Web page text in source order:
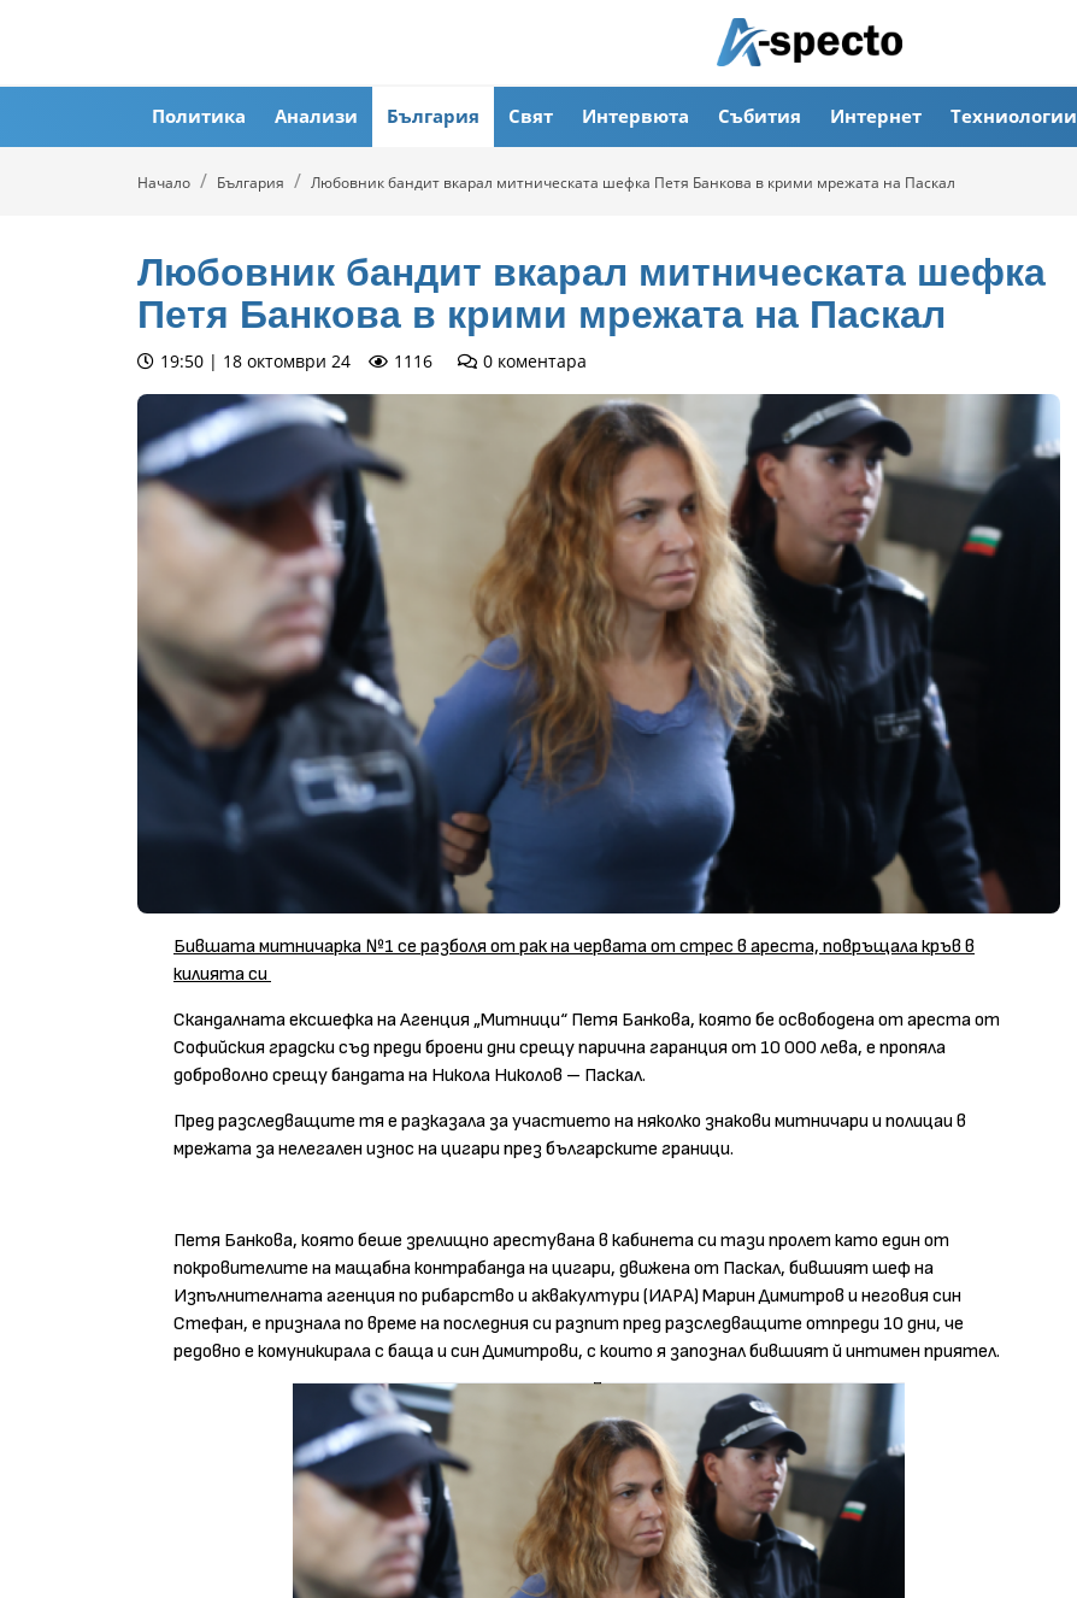
Политика Анализи България Свят Интервюта Събития Интернет Техниологии
Начало България Любовник бандит вкарал митническата шефка Петя Банкова в крими мрежата на Паскал
Любовник бандит вкарал митническата шефка
Петя Банкова в крими мрежата на Паскал
19:50 | 18 октомври 24 1116 0 коментара
Бившата митничарка №1 се разболя от рак на червата от стрес в ареста, повръщала кръв в
килията си
Скандалната ексшефка на Агенция „Митници“ Петя Банкова, която бе освободена от ареста от
Софийския градски съд преди броени дни срещу парична гаранция от 10 000 лева, е пропяла
доброволно срещу бандата на Никола Николов – Паскал.
Пред разследващите тя е разказала за участието на няколко знакови митничари и полицаи в
мрежата за нелегален износ на цигари през българските граници.
Петя Банкова, която беше зрелищно арестувана в кабинета си тази пролет като един от
покровителите на мащабна контрабанда на цигари, движена от Паскал, бившият шеф на
Изпълнителната агенция по рибарство и аквакултури (ИАРА) Марин Димитров и неговия син
Стефан, е признала по време на последния си разпит пред разследващите отпреди 10 дни, че
редовно е комуникирала с баща и син Димитрови, с които я запознал бившият й интимен приятел.